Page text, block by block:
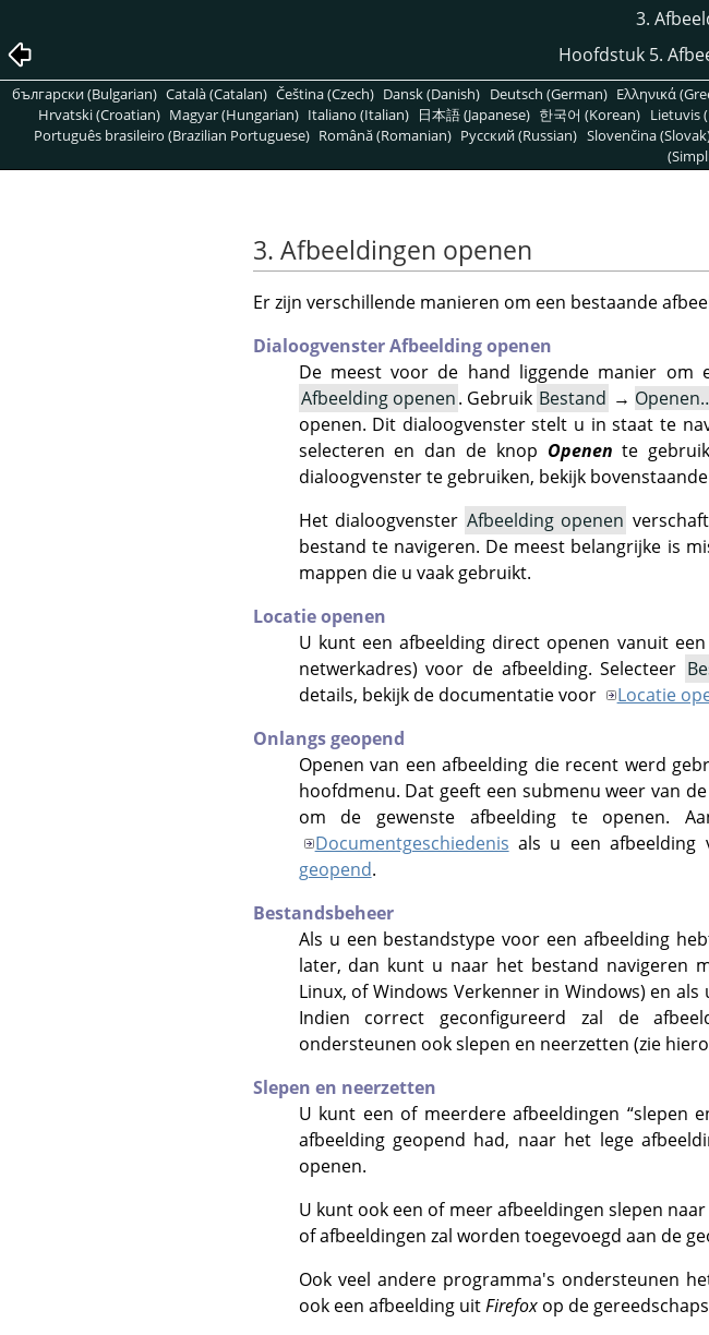
3.
Hoofdstuk 5.
български (Bulgarian) Català (Catalan) Čeština (Czech) Dansk (Danish) Deutsch (German) Ελληνικά
Hrvatski (Croatian) Magyar (Hungarian) Italiano (Italian) 日本語 (Japanese) 한국어 (Korean) Lietuvis
Português brasileiro (Brazilian Portuguese) Română (Romanian) Pусский (Russian) Slovenčina
3. Afbeeldingen openen
Er zijn verschillende manieren om een bestaande
Dialoogvenster Afbeelding openen
De meest voor de hand liggende manier om
Afbeelding openen. Gebruik Bestand →
openen. Dit dialoogvenster stelt u in staat te
selecteren en dan de knop Openen te
dialoogvenster te gebruiken, bekijk
Het dialoogvenster Afbeelding openen
bestand te navigeren. De meest belangrijke is
mappen die u vaak gebruikt.
Locatie openen
U kunt een afbeelding direct openen vanuit
netwerkadres) voor de afbeelding. Selecteer
details, bekijk de documentatie voor
Locatie
Onlangs geopend
Openen van een afbeelding die recent werd
hoofdmenu. Dat geeft een submenu weer van
om de gewenste afbeelding te openen.
Documentgeschiedenis als u een afbeelding
geopend.
Bestandsbeheer
Als u een bestandstype voor een afbeelding
later, dan kunt u naar het bestand navigeren
Linux, of Windows Verkenner in Windows) en
Indien correct geconfigureerd zal de
ondersteunen ook slepen en neerzetten (zie
Slepen en neerzetten
U kunt een of meerdere afbeeldingen “slepen
afbeelding geopend had, naar het lege
openen.
U kunt ook een of meer afbeeldingen slepen
of afbeeldingen zal worden toegevoegd aan de
Ook veel andere programma's ondersteunen
ook een afbeelding uitFirefoxop de